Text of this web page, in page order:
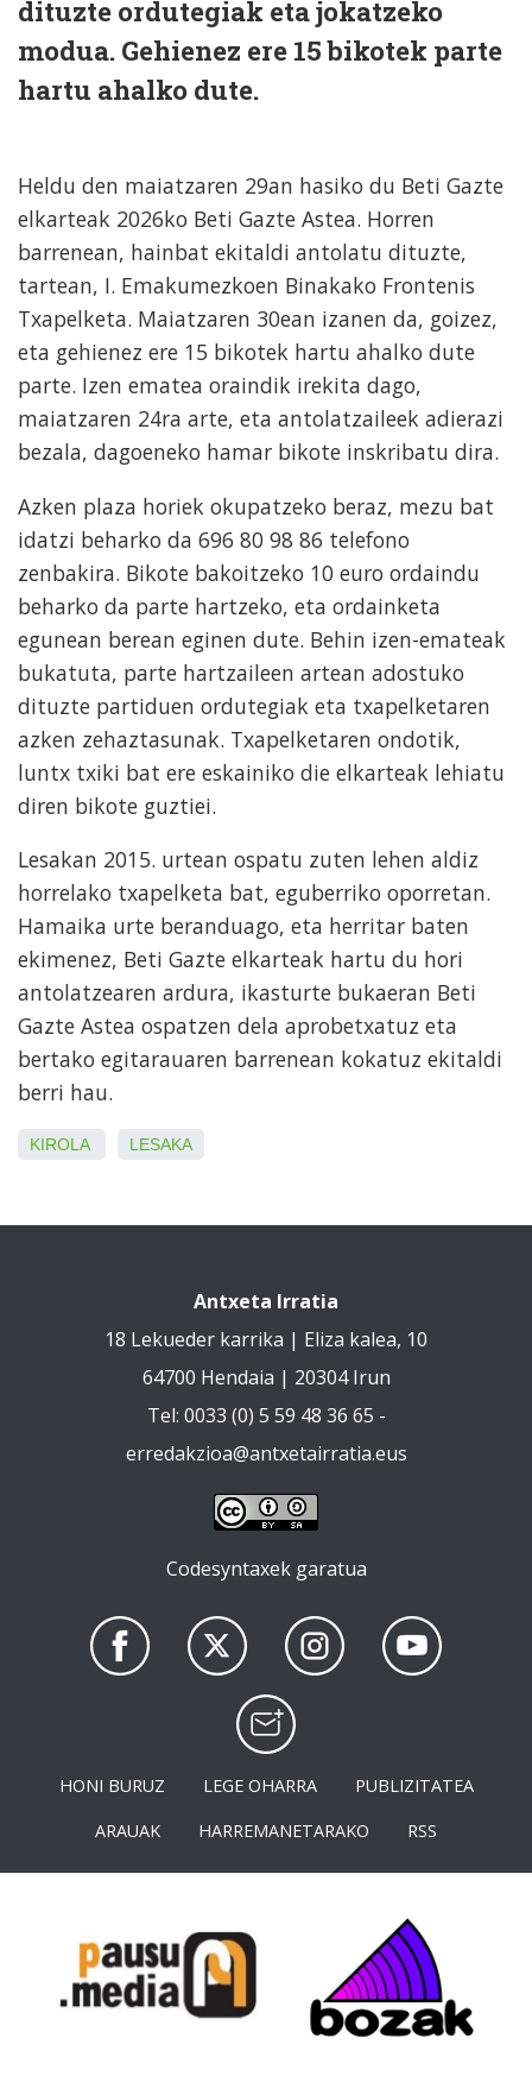
dituzte ordutegiak eta jokatzeko
modua. Gehienez ere 15 bikotek parte
hartu ahalko dute.
Heldu den maiatzaren 29an hasiko du Beti Gazte
elkarteak 2026ko Beti Gazte Astea. Horren
barrenean, hainbat ekitaldi antolatu dituzte,
tartean, I. Emakumezkoen Binakako Frontenis
Txapelketa. Maiatzaren 30ean izanen da, goizez,
eta gehienez ere 15 bikotek hartu ahalko dute
parte. Izen ematea oraindik irekita dago,
maiatzaren 24ra arte, eta antolatzaileek adierazi
bezala, dagoeneko hamar bikote inskribatu dira.
Azken plaza horiek okupatzeko beraz, mezu bat
idatzi beharko da 696 80 98 86 telefono
zenbakira. Bikote bakoitzeko 10 euro ordaindu
beharko da parte hartzeko, eta ordainketa
egunean berean eginen dute. Behin izen-emateak
bukatuta, parte hartzaileen artean adostuko
dituzte partiduen ordutegiak eta txapelketaren
azken zehaztasunak. Txapelketaren ondotik,
luntx txiki bat ere eskainiko die elkarteak lehiatu
diren bikote guztiei.
Lesakan 2015. urtean ospatu zuten lehen aldiz
horrelako txapelketa bat, eguberriko oporretan.
Hamaika urte beranduago, eta herritar baten
ekimenez, Beti Gazte elkarteak hartu du hori
antolatzearen ardura, ikasturte bukaeran Beti
Gazte Astea ospatzen dela aprobetxatuz eta
bertako egitarauaren barrenean kokatuz ekitaldi
berri hau.
KIROLA LESAKA
Antxeta Irratia
18 Lekueder karrika | Eliza kalea, 10
64700 Hendaia | 20304 Irun
Tel: 0033 (0) 5 59 48 36 65 -
erredakzioa@antxetairratia.eus
Codesyntaxek garatua
HONI BURUZ LEGE OHARRA
PUBLIZITATEA
ARAUAK
HARREMANETARAKO RSS